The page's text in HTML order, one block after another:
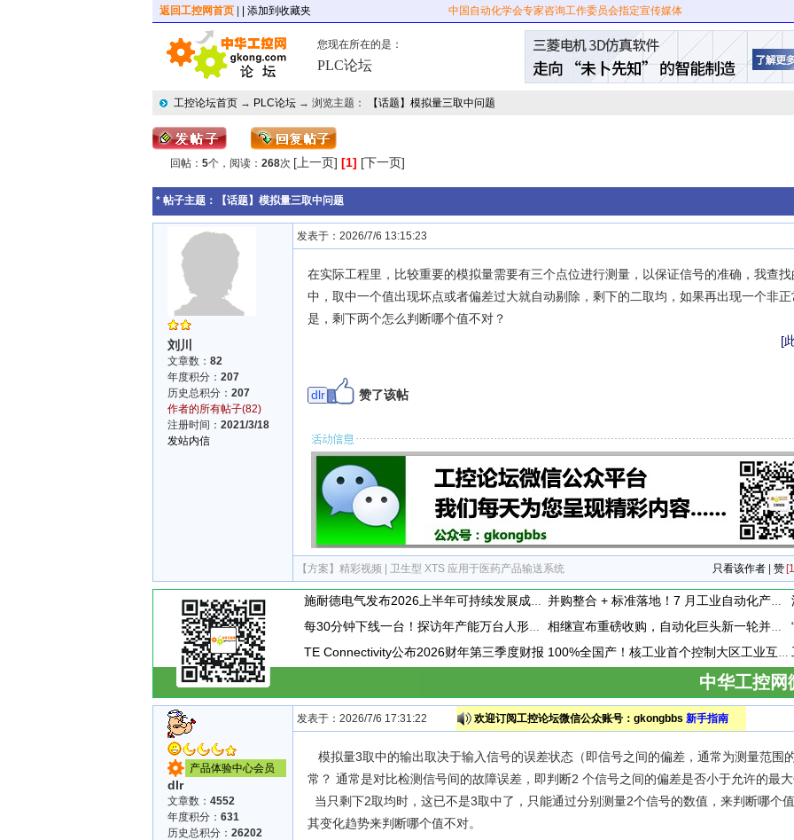
返回工控网首页 | 添加到收藏夹 中国自动化学会专家咨询工作委员会指定宣传媒体
您现在所在的是：
PLC论坛
工控论坛首页 → PLC论坛 → 浏览主题： 【话题】模拟量三取中问题
回帖： 5个，阅读： 268次 [上一页] [1] [下一页]
* 帖子主题： 【话题】模拟量三取中问题
刘川
文章数： 82
年度积分： 207
历史总积分： 207
作者的所有帖子(82)
注册时间： 2021/3/18
发站内信
发表于：2026/7/6 13:15:23
在实际工程里，比较重要的模拟量需要有三个点位进行测量，以保证信号的准确，我查
中，取中一个值出现坏点或者偏差过大就自动剔除，剩下的二取均，如果再出现一个非
是，剩下两个怎么判断哪个值不对？
[
dlr 赞了该帖
【方案】 精彩视频 | 卫生型 XTS 应用于医药产品输送系统 只看该作者 赞
施耐德电气发布2026上半年可持续发展成绩单 "Impact 2030"路线图开局稳健 并购整合 + 标准落地！7 月工业自动化产业动态速递
每30分钟下线一台！探访年产能万台人形机器人工厂 相继宣布重磅收购，自动化巨头新一轮并购潮剑指何方？
TE Connectivity公布2026财年第三季度财报
100%全国产！核工业首个控制大区工业互联网平台成功研制
中华工控
产品体验中心会员
dlr
文章数： 4552
年度积分： 631
历史总积分： 26202
发表于：2026/7/6 17:31:22 欢迎订阅工控论坛微信公众账号：gkongbbs 新手指南
模拟量3取中的输出取决于输入信号的误差状态（即信号之间的偏差，通常为测量范围
常？ 通常是对比检测信号间的故障误差，即判断2 个信号之间的偏差是否小于允许的最
当只剩下2取均时，这已不是3取中了，只能通过分别测量2个信号的数值，来判断哪个
其变化趋势来判断哪个值不对。